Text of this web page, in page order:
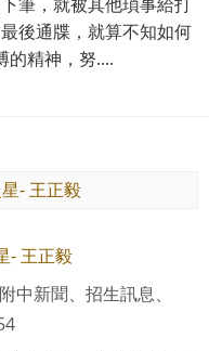
後通牒，就算不知如何
的精神，努....
- 王正毅
中新聞、招生訊息、